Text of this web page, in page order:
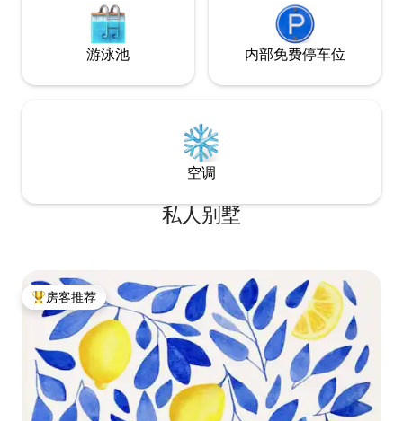
游泳池 内部免费停车位
空调
私人别墅
热门「房客推荐」
房客推荐